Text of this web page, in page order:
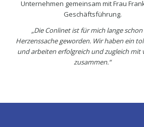
Unternehmen gemeinsam mit Frau
Geschäftsführung.
„Die Conlinet ist für mich lange
Herzenssache geworden. Wir haben ein
und arbeiten erfolgreich und zugleich mit
zusammen.“